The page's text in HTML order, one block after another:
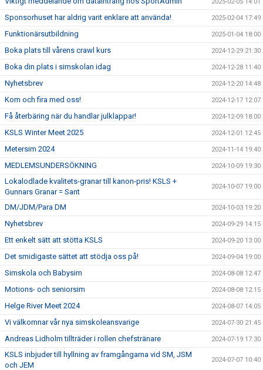
Sponsorhuset har aldrig varit enklare att använda! 2025-02-04 17:49
Funktionärsutbildning 2025-01-04 18:00
Boka plats till vårens crawl kurs 2024-12-29 21:30
Boka din plats i simskolan idag 2024-12-28 11:40
Nyhetsbrev 2024-12-20 14:48
Kom och fira med oss! 2024-12-17 12:07
Få återbäring när du handlar julklappar! 2024-12-09 18:00
KSLS Winter Meet 2025 2024-12-01 12:45
Metersim 2024 2024-11-14 19:40
MEDLEMSUNDERSÖKNING 2024-10-09 19:30
Lokalodlade kvalitets-granar till kanon-pris! KSLS +
Gunnars Granar = Sant
2024-10-07 19:00
DM/JDM/Para DM 2024-10-03 19:20
Nyhetsbrev 2024-09-29 14:15
Ett enkelt sätt att stötta KSLS 2024-09-20 13:00
Det smidigaste sättet att stödja oss på! 2024-09-04 19:00
Simskola och Babysim 2024-08-08 12:47
Motions- och seniorsim 2024-08-08 12:15
Helge River Meet 2024 2024-08-07 14:05
Vi välkomnar vår nya simskoleansvarige 2024-07-30 21:45
Andreas Lidholm tillträder i rollen chefstränare 2024-07-19 17:30
KSLS inbjuder till hyllning av framgångarna vid SM, JSM
och JEM
2024-07-07 10:40